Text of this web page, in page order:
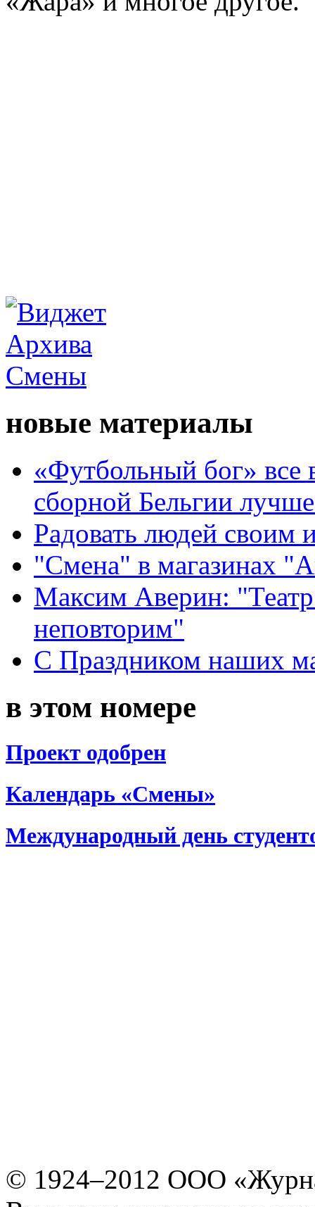
новые материалы
«Футбольный бог» все
сборной Бельгии
Радовать людей своим
"Смена" в магазинах
Максим Аверин:
неповторим"
С Праздником наших
в этом номере
Проект одобрен
Календарь «Смены»
Международный день
© 1924–2012 ООО